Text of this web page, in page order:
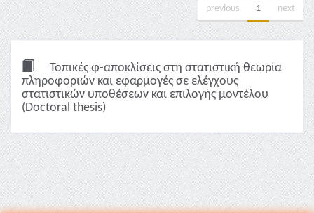
previous 1 next
Τοπικές φ-αποκλίσεις στη στατιστική θεωρία
πληροφοριών και εφαρμογές σε ελέγχους
στατιστικών υποθέσεων και επιλογής μοντέλου
(Doctoral thesis)